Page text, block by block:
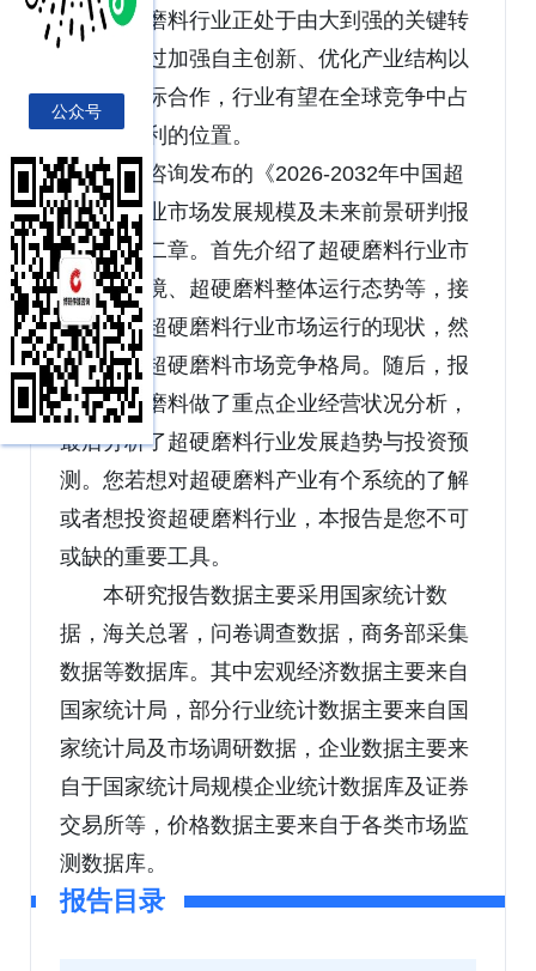
刚石超硬磨料行业正处于由大到强的关键转
型期。通过加强自主创新、优化产业结构以
及深化国际合作，行业有望在全球竞争中占
据更加有利的位置。
博研咨询发布的《2026-2032年中国超
硬磨料行业市场发展规模及未来前景研判报
告》共十二章。首先介绍了超硬磨料行业市
场发展环境、超硬磨料整体运行态势等，接
着分析了超硬磨料行业市场运行的现状，然
后介绍了超硬磨料市场竞争格局。随后，报
告对超硬磨料做了重点企业经营状况分析，
最后分析了超硬磨料行业发展趋势与投资预
测。您若想对超硬磨料产业有个系统的了解
或者想投资超硬磨料行业，本报告是您不可
或缺的重要工具。
本研究报告数据主要采用国家统计数
据，海关总署，问卷调查数据，商务部采集
数据等数据库。其中宏观经济数据主要来自
国家统计局，部分行业统计数据主要来自国
家统计局及市场调研数据，企业数据主要来
自于国家统计局规模企业统计数据库及证券
交易所等，价格数据主要来自于各类市场监
测数据库。
报告目录
公众号